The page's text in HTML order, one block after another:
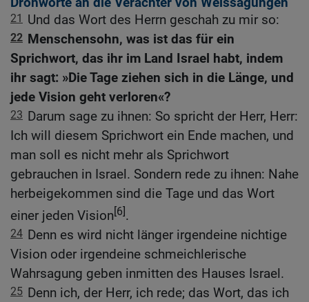
21 Und das Wort des Herrn geschah zu mir so:
22 Menschensohn, was ist das für ein
Sprichwort, das ihr im Land Israel habt, indem
ihr sagt: »Die Tage ziehen sich in die Länge, und
jede Vision geht verloren«?
23 Darum sage zu ihnen: So spricht der Herr, Herr:
Ich will diesem Sprichwort ein Ende machen, und
man soll es nicht mehr als Sprichwort
gebrauchen in Israel. Sondern rede zu ihnen: Nahe
herbeigekommen sind die Tage und das Wort
einer jeden Vision[6].
24 Denn es wird nicht länger irgendeine nichtige
Vision oder irgendeine schmeichlerische
Wahrsagung geben inmitten des Hauses Israel.
25 Denn ich, der Herr, ich rede; das Wort, das ich